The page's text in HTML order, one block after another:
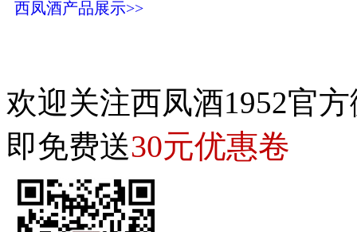
西凤酒产品展示>>
欢迎关注西凤酒1952官
即免费送30元优惠卷